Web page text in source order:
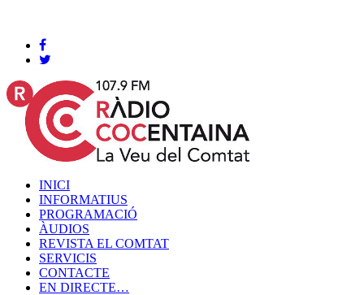
INICI
INFORMATIUS
PROGRAMACIÓ
ÀUDIOS
REVISTA EL COMTAT
SERVICIS
CONTACTE
EN DIRECTE…